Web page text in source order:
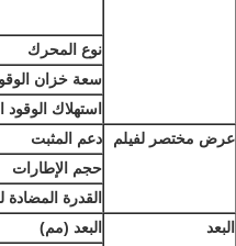
نوع المحرك
سعة خزان
استهلاك الوقود
عرض مختصر لفيلم
دعم المثبت
حجم الإطارات
القدرة المضادة
البعد
البعد (مم)